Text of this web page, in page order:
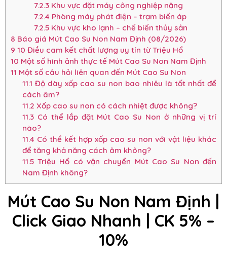
7.2.3Khu vực đặt máy công nghiệp nặng
7.2.4 Phòng máy phát điện – trạm biến áp
7.2.5Khu vực kho lạnh – chế biến thủy sản
8 Báo giá Mút Cao Su Non Nam Định (08/2026)
9 10 Điều cam kết chất lượng uy tín từ Triệu Hổ
10 Một số hình ảnh thực tế Mút Cao Su Non Nam Định
11 Một số câu hỏi liên quan đến Mút Cao Su Non
11.1 Độ dày xốp cao su non bao nhiêu là tốt nhất để
cách âm?
11.2 Xốp cao su non có cách nhiệt được không?
11.3Có thể lắp đặt Mút Cao Su Non ở những vị trí
nào?
11.4 Có thể kết hợp xốp cao su non với vật liệu khác
để tăng khả năng cách âm không?
11.5Triệu Hổ có vận chuyển Mút Cao Su Non đến
Nam Định không?
Mút Cao Su Non Nam Định |
Click Giao Nhanh | CK 5% –
10%